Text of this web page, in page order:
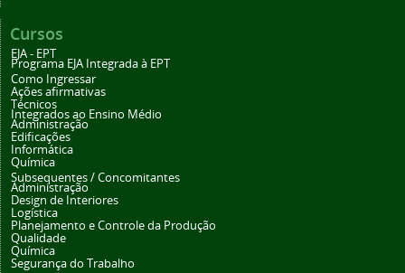
Cursos
EJA - EPT
Programa EJA Integrada à EPT
Como Ingressar
Ações afirmativas
Técnicos
Integrados ao Ensino Médio
Administração
Edificações
Informática
Química
Subsequentes / Concomitantes
Administração
Design de Interiores
Logística
Planejamento e Controle da Produção
Qualidade
Química
Segurança do Trabalho